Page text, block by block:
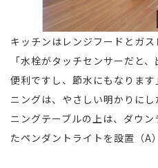
キッチンはレンジフードとガス
「水栓がタッチセンサーだと
便利ですし、節水にもなりま
ニングは、やさしい明かりに
ニングテーブルの上は、ダウ
たペンダントライトを設置（A